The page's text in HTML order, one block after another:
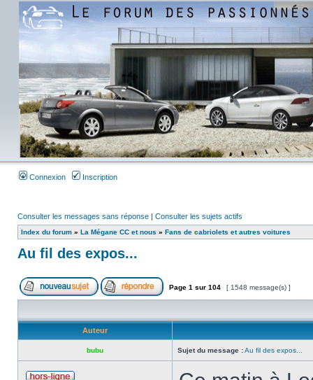
Connexion Inscription
Consulter les messages sans réponse | Consulter les sujets actifs
Index du forum » La Mégane CC et nous » Fans de cabriolets et autres voitures
Au fil des expos...
Page 1 sur 104 [ 1548 message(s) ]
Auteur
bubu Sujet du message :Au fil des expos...